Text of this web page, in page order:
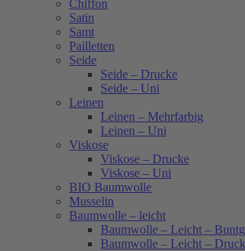
Chiffon
Satin
Samt
Pailletten
Seide
Seide – Drucke
Seide – Uni
Leinen
Leinen – Mehrfarbig
Leinen – Uni
Viskose
Viskose – Drucke
Viskose – Uni
BIO Baumwolle
Musselin
Baumwolle – leicht
Baumwolle – Leicht –
Baumwolle – Leicht –